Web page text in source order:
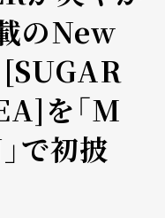
のNew
を「M
で初披